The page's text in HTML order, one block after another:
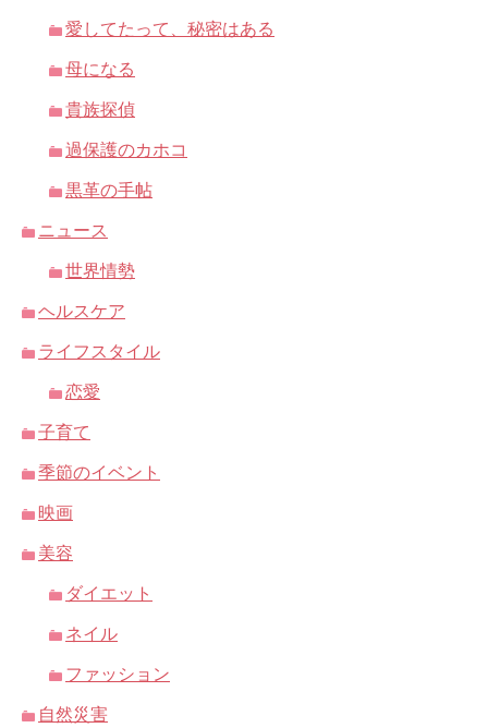
愛してたって、秘密はある
母になる
貴族探偵
過保護のカホコ
黒革の手帖
ニュース
世界情勢
ヘルスケア
ライフスタイル
恋愛
子育て
季節のイベント
映画
美容
ダイエット
ネイル
ファッション
自然災害